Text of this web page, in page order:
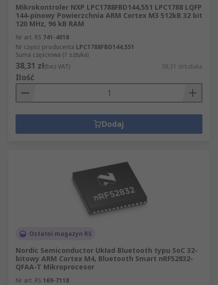
Mikrokontroler NXP LPC1788FBD144,551 LPC1788 LQFP
144-pinowy Powierzchnia ARM Cortex M3 512kB 32 bit
120 MHz, 96 kB RAM
Nr art. RS 741-4018
Nr części producenta LPC1788FBD144,551
Suma częściowa (1 sztuka)
38,31 zł(bez VAT) 38,31 zł/sztuka
Ilość
Dodaj
Ostatni magazyn RS
Nordic Semiconductor Układ Bluetooth typu SoC 32-
bitowy ARM Cortex M4, Bluetooth Smart nRF52832-
QFAA-T Mikroprocesor
Nr art. RS 169-7118